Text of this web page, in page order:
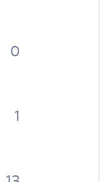
0
1